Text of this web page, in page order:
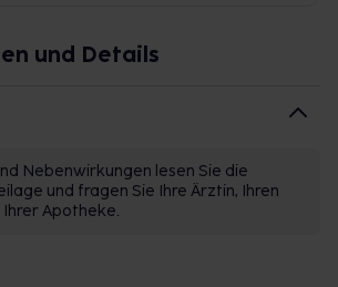
und Details
Nebenwirkungen lesen Sie die
und fragen Sie Ihre Ärztin, Ihren
Apotheke.